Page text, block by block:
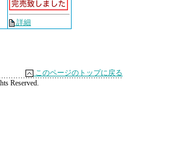
詳細
このページのトップに戻る
Reserved.